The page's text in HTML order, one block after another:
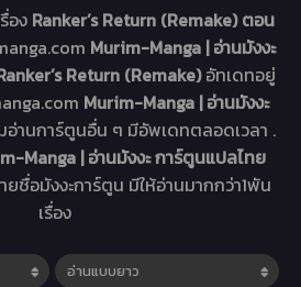
อง Ranker’s Return (Remake) ตอน
Murim-Manga | อ่านมังงะ
Return (Remake)อัทเดทอยู่
Murim-Manga | อ่านมังงะ
อ่านการ์ตูนอื่น ๆ มีอัพเดทตลอดเวลา .
Manga | อ่านมังงะ การ์ตูนแปลไทย
ชื่อมังงะการ์ตูน มีให้อ่านมากกว่า1พัน
เรื่อง